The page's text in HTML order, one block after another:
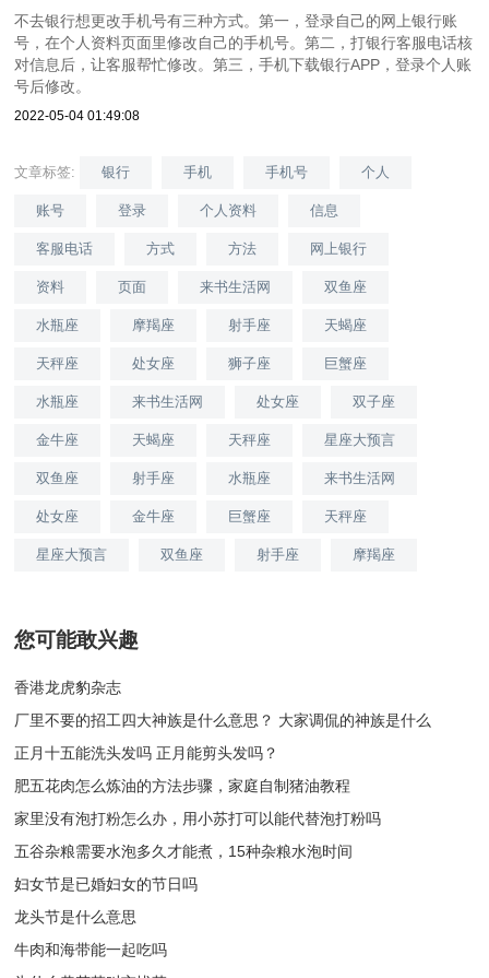
不去银行想更改手机号有三种方式。第一，登录自己的网上银行账
号，在个人资料页面里修改自己的手机号。第二，打银行客服电话核
对信息后，让客服帮忙修改。第三，手机下载银行APP，登录个人账
号后修改。
2022-05-04 01:49:08
文章标签: 银行 手机 手机号 个人
账号 登录 个人资料 信息
客服电话 方式 方法 网上银行
资料 页面 来书生活网 双鱼座
水瓶座 摩羯座 射手座 天蝎座
天秤座 处女座 狮子座 巨蟹座
水瓶座 来书生活网 处女座 双子座
金牛座 天蝎座 天秤座 星座大预言
双鱼座 射手座 水瓶座 来书生活网
处女座 金牛座 巨蟹座 天秤座
星座大预言 双鱼座 射手座 摩羯座
您可能敢兴趣
香港龙虎豹杂志
厂里不要的招工四大神族是什么意思？ 大家调侃的神族是什么
正月十五能洗头发吗 正月能剪头发吗？
肥五花肉怎么炼油的方法步骤，家庭自制猪油教程
家里没有泡打粉怎么办，用小苏打可以能代替泡打粉吗
五谷杂粮需要水泡多久才能煮，15种杂粮水泡时间
妇女节是已婚妇女的节日吗
龙头节是什么意思
牛肉和海带能一起吃吗